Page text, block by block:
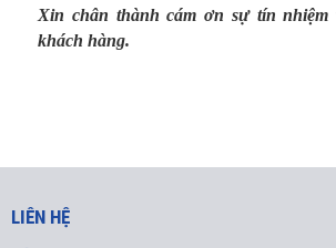
Xin chân thành cám ơn sự tín nhiệm
khách hàng.
LIÊN HỆ